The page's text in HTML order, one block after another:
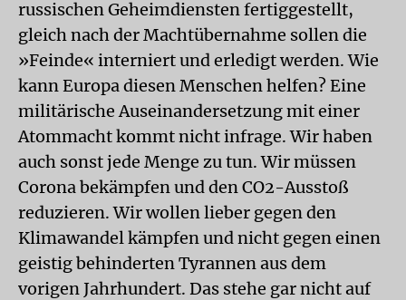
russischen Geheimdiensten fertiggestellt,
gleich nach der Machtübernahme sollen die
»Feinde« interniert und erledigt werden. Wie
kann Europa diesen Menschen helfen? Eine
militärische Auseinandersetzung mit einer
Atommacht kommt nicht infrage. Wir haben
auch sonst jede Menge zu tun. Wir müssen
Corona bekämpfen und den CO2-Ausstoß
reduzieren. Wir wollen lieber gegen den
Klimawandel kämpfen und nicht gegen einen
geistig behinderten Tyrannen aus dem
vorigen Jahrhundert. Das stehe gar nicht auf